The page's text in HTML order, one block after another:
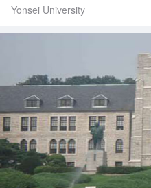
Yonsei University